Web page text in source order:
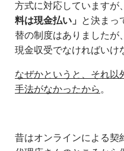
方式に対応していますが
料は現金払い」 と決まっ
替の制度はありましたが
現金収受でなければいけ
なぜかというと、それ以
手法がなかったから 。
昔はオンラインによる契